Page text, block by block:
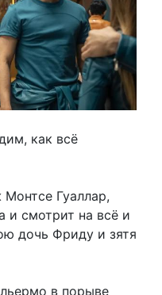
как всё
Гуаллар,
и смотрит на всё и
дочь Фриду и зятя
в порыве